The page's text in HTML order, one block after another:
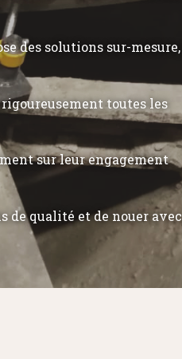
des solutions sur-
toutes les
sur leur engagement
de qualité et de nouer